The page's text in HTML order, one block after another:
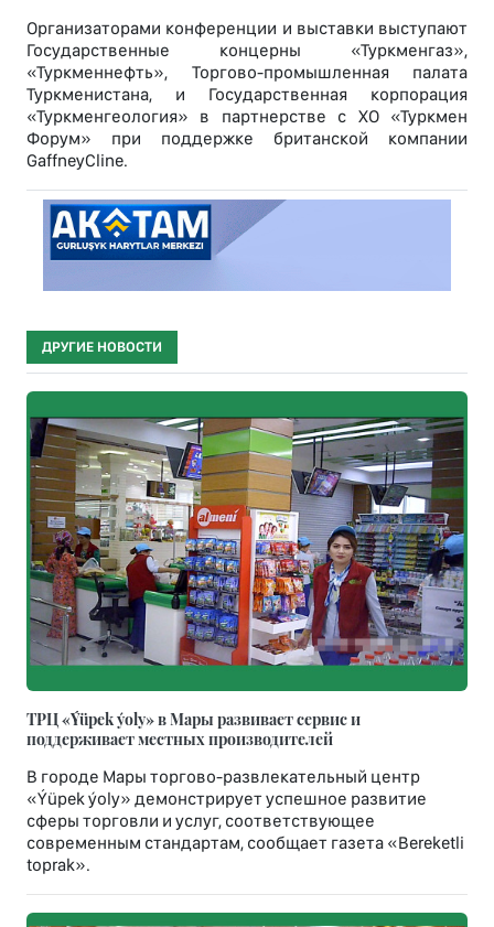
Организаторами конференции и выставки выступают
Государственные концерны «Туркменгаз»,
«Туркменнефть», Торгово-промышленная палата
Туркменистана, и Государственная корпорация
«Туркменгеология» в партнерстве с ХО «Туркмен
Форум» при поддержке британской компании
GaffneyCline.
ДРУГИЕ НОВОСТИ
ТРЦ «Ýüpek ýoly» в Мары развивает сервис и
поддерживает местных производителей
В городе Мары торгово-развлекательный центр
«Ýüpek ýoly» демонстрирует успешное развитие
сферы торговли и услуг, соответствующее
современным стандартам, сообщает газета «Bereketli
toprak».